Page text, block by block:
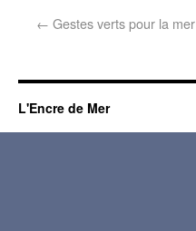
← Gestes verts pour la mer
L'Encre de Mer